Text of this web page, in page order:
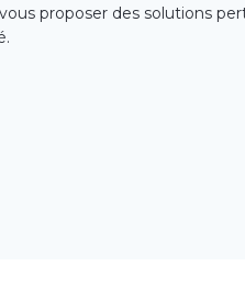
proposer des solutions